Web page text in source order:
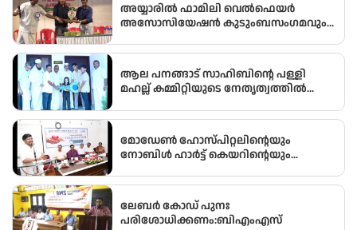
അയ്യാരിൽ ഫാമിലി വെൽഫെയർ
അസോസിയേഷൻ കുടുംബസംഗമവും
ആല പനങ്ങാട് സാഹിബിൻ്റെ പള്ളി
മഹല്ല് കമ്മിറ്റിയുടെ നേതൃത്വത്തിൽ
ബൈത്തുനൂർ പാർപ്പിട പദ്ധതിയിലെ
5-ാം മത്തെ വീടിൻ്റെ താക്കോൽ ദാനം
നടന്നു
മോഡേൺ ഹോസ്‌പിറ്റലിന്റെയും
നോബിൾ ഹാർട്ട് കെയറിന്റെയും
കെയറിൻ്റെ നവീകരിച്ച കാത്ത് ലാബിൻ്റെ
ഉദ്ഘാടനം മന്ത്രി ഒ ജെ ജനീഷ്
നിർവ്വഹിച്ചു.
ലേബർ കോഡ് പുനഃ
പരിശോധിക്കണം:ബിഎംഎസ്